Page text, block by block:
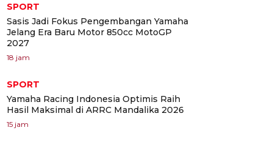
SPORT
Sasis Jadi Fokus Pengembangan Yamaha
Jelang Era Baru Motor 850cc MotoGP
2027
18 jam
SPORT
Yamaha Racing Indonesia Optimis Raih
Hasil Maksimal di ARRC Mandalika 2026
15 jam